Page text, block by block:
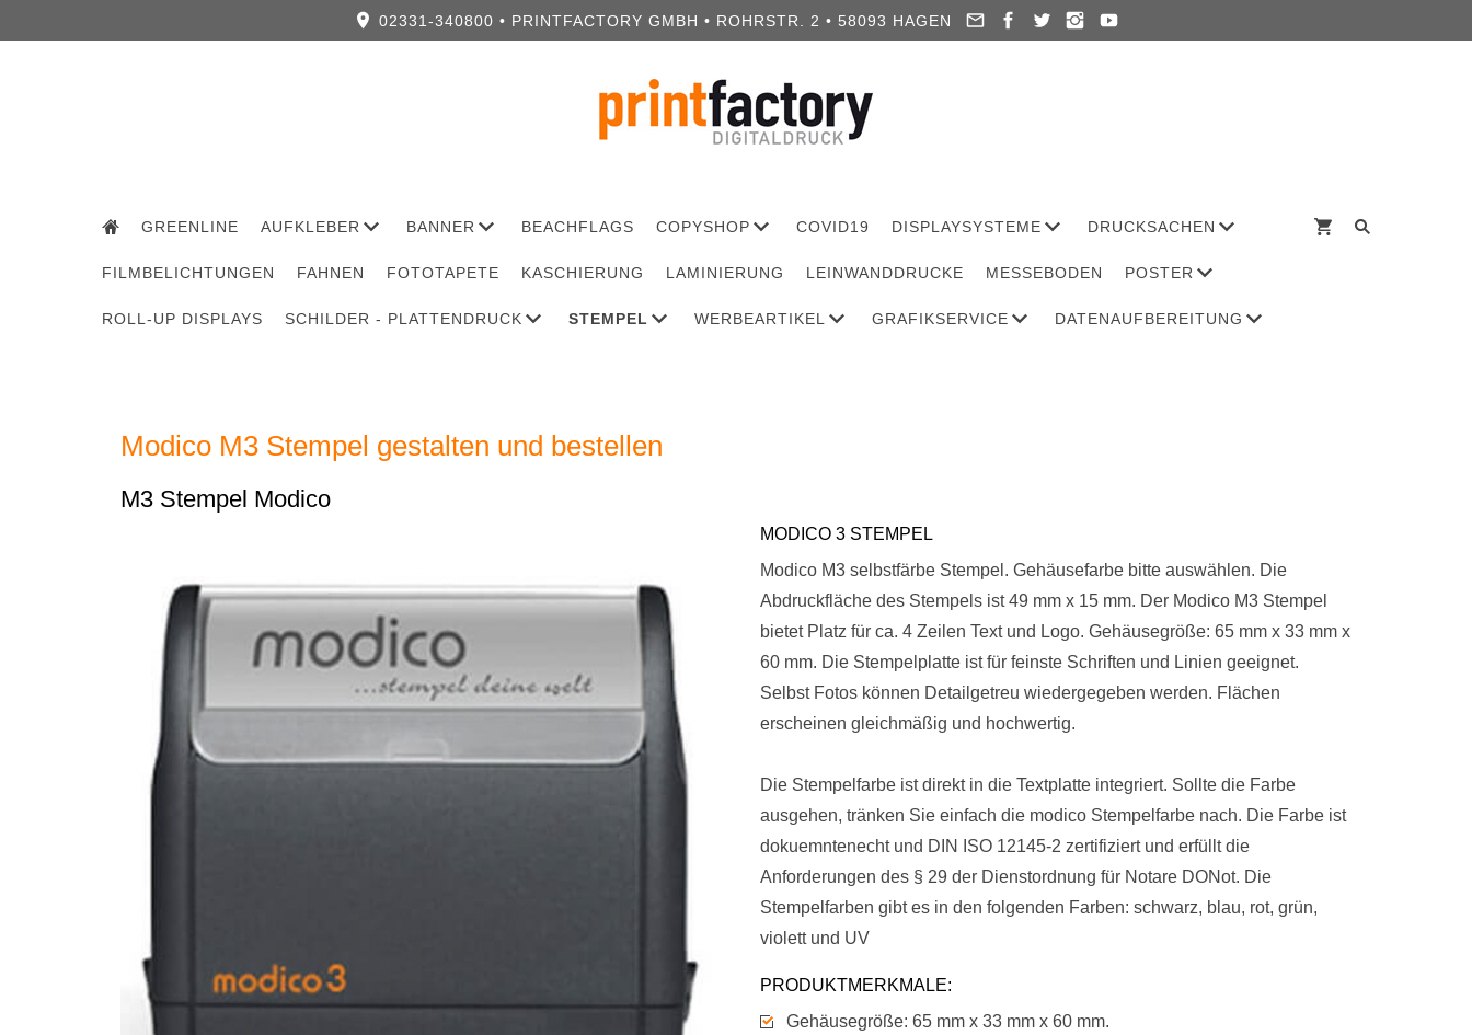
02331-340800 • PRINTFACTORY GMBH • ROHRSTR. 2 • 58093 HAGEN
GREENLINE AUFKLEBER BANNER BEACHFLAGS COPYSHOP COVID19 DISPLAYSYSTEME DRUCKSACHEN
FILMBELICHTUNGEN FAHNEN FOTOTAPETE KASCHIERUNG LAMINIERUNG LEINWANDDRUCKE MESSEBODEN POSTER
ROLL-UP DISPLAYS SCHILDER - PLATTENDRUCK STEMPEL WERBEARTIKEL GRAFIKSERVICE DATENAUFBEREITUNG
Modico M3 Stempel gestalten und bestellen
M3 Stempel Modico
MODICO 3 STEMPEL
Modico M3 selbstfärbe Stempel. Gehäusefarbe bitte auswählen. Die
Abdruckfläche des Stempels ist 49 mm x 15 mm. Der Modico M3 Stempel
bietet Platz für ca. 4 Zeilen Text und Logo. Gehäusegröße: 65 mm x 33 mm x
60 mm. Die Stempelplatte ist für feinste Schriften und Linien geeignet.
Selbst Fotos können Detailgetreu wiedergegeben werden. Flächen
erscheinen gleichmäßig und hochwertig.
Die Stempelfarbe ist direkt in die Textplatte integriert. Sollte die Farbe
ausgehen, tränken Sie einfach die modico Stempelfarbe nach. Die Farbe ist
dokuemntenecht und DIN ISO 12145-2 zertifiziert und erfüllt die
Anforderungen des § 29 der Dienstordnung für Notare DONot. Die
Stempelfarben gibt es in den folgenden Farben: schwarz, blau, rot, grün,
violett und UV
PRODUKTMERKMALE:
Gehäusegröße: 65 mm x 33 mm x 60 mm.